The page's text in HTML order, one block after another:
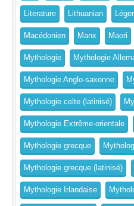
Literature Lithuanian
Macédonien Manx Maori
Mythologie Mythologie
Mythologie Anglo-saxonne
Mythologie celte (latinisé)
Mythologie Extrême-orientale
Mythologie grecque
Mythologie grecque (latinisé)
Mythologie Irlandaise